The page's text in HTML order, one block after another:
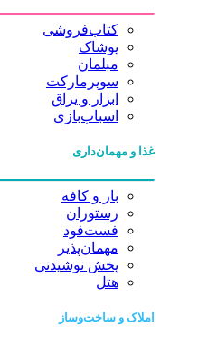
کتاب‌فروشی
پوشاک
مبلمان
سوپرمارکت
ابزار و یراق
اسباب‌بازی
غذا و مهمان‌داری
بار و کافه
رستوران
فست‌فود
مهمان‌پذیر
پخش نوشیدنی
هتل
املاک و ساخت‌وساز